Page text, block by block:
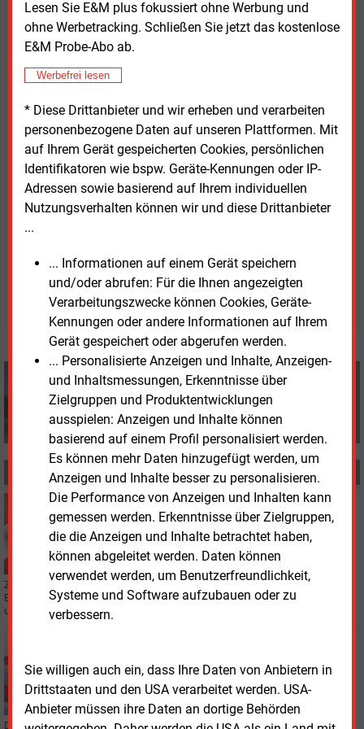
Lesen Sie E&M plus fokussiert ohne Werbung und
ohne Werbetracking. Schließen Sie jetzt das kostenlose
E&M Probe-Abo ab.
Werbefrei lesen
* Diese Drittanbieter und wir erheben und verarbeiten
personenbezogene Daten auf unseren Plattformen. Mit
auf Ihrem Gerät gespeicherten Cookies, persönlichen
Identifikatoren wie bspw. Geräte-Kennungen oder IP-
Adressen sowie basierend auf Ihrem individuellen
Nutzungsverhalten können wir und diese Drittanbieter
...
... Informationen auf einem Gerät speichern
und/oder abrufen: Für die Ihnen angezeigten
Verarbeitungszwecke können Cookies, Geräte-
Kennungen oder andere Informationen auf Ihrem
Gerät gespeichert oder abgerufen werden.
... Personalisierte Anzeigen und Inhalte, Anzeigen-
und Inhaltsmessungen, Erkenntnisse über
Zielgruppen und Produktentwicklungen
ausspielen: Anzeigen und Inhalte können
basierend auf einem Profil personalisiert werden.
Es können mehr Daten hinzugefügt werden, um
Anzeigen und Inhalte besser zu personalisieren.
Die Performance von Anzeigen und Inhalten kann
gemessen werden. Erkenntnisse über Zielgruppen,
die die Anzeigen und Inhalte betrachtet haben,
können abgeleitet werden. Daten können
verwendet werden, um Benutzerfreundlichkeit,
Systeme und Software aufzubauen oder zu
verbessern.
Sie willigen auch ein, dass Ihre Daten von Anbietern in
Drittstaaten und den USA verarbeitet werden. USA-
Anbieter müssen ihre Daten an dortige Behörden
SPÖ ist die letzte Nagelprobe, ob es die
Sozialdemokratie mit dem Klimaschutz und der
Energiewende auch dann noch ernst meint, wenn die
Vorschläge ins Parlament kommen und es dann zur
Unterdessen betonte die FPÖ ihre Ablehnung des
überarbeiteten EGG. Laut ihrem Energiesprecher Axel
Kassegger hat dieses „mit einem marktorientierten
Modell rein gar nichts zu tun, sondern ist eine sehr
fantasielose Variante mit zu hohen Förderungen.“
Dienstag, 27.08.2024, 15:31 Uhr
Klaus Fischer
© 2026 Energie & Management GmbH
Klaus Fischer
+49 (0) 8152 9311 0
info@energie-und-management.de
MEHR ZUM THEMA
Freitag, 13.09.2024, 11:37
ÖSTERREICH
Österreich: Energieministerin bringt
Industriestrompreis auf den Weg
Zweieinhalb Wochen vor der Parlamentswahl bringt die Partei von
Energieministerin Gewesslers zwei bekannte Gesetzesprojekte erneut vor
und fordert einen „Industriestrompreis“.
Wahl in Österreich: Erneuerbaren-Verband kritisiert
Parteien
Die Vorstellungen zur Energiewende sind großteils vage, konstatiert der